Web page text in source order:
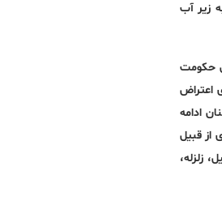
زیر آب
حکومت
اعتراض
ادامە
از قبیل
زلزله،